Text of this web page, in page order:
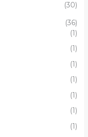
(30)
(36)
(1)
(1)
(1)
(1)
(1)
(1)
(1)